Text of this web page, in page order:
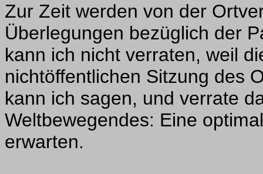
Zur Zeit werden von der
Überlegungen bezüglich der
kann ich nicht verraten, weil
nichtöffentlichen Sitzung des
kann ich sagen, und verrate
Weltbewegendes: Eine
erwarten.